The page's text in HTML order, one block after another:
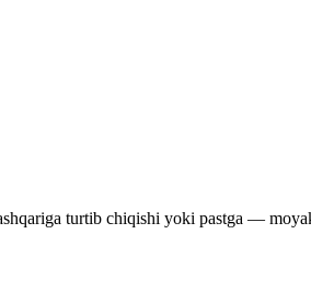
turtib chiqishi yoki pastga —